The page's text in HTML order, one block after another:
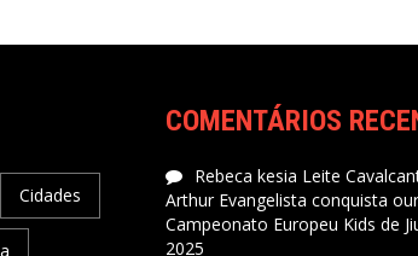
Cidades
COMENTÁRIOS
Rebeca kesia Leite
Arthur Evangelista conquista
Campeonato Europeu Kids de
2025